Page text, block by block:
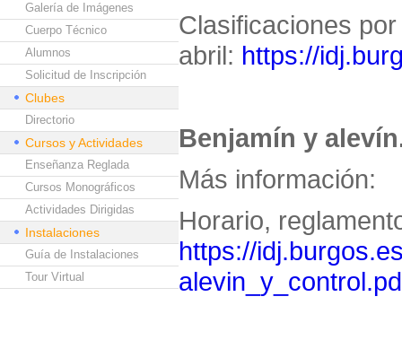
Galería de Imágenes
Cuerpo Técnico
Alumnos
Solicitud de Inscripción
Clubes
Directorio
Cursos y Actividades
Enseñanza Reglada
Cursos Monográficos
Actividades Dirigidas
Instalaciones
Guía de Instalaciones
Tour Virtual
Clasificaciones
abril: https://
Benjamín y
Más información:
Horario,
https://